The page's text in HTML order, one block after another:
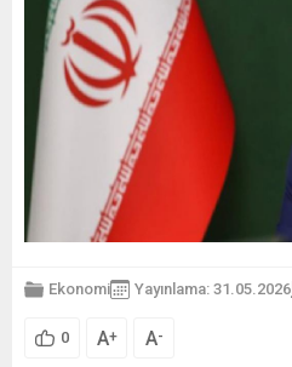
Ekonomi Yayınlama: 31.05.2026
0 A+ A-